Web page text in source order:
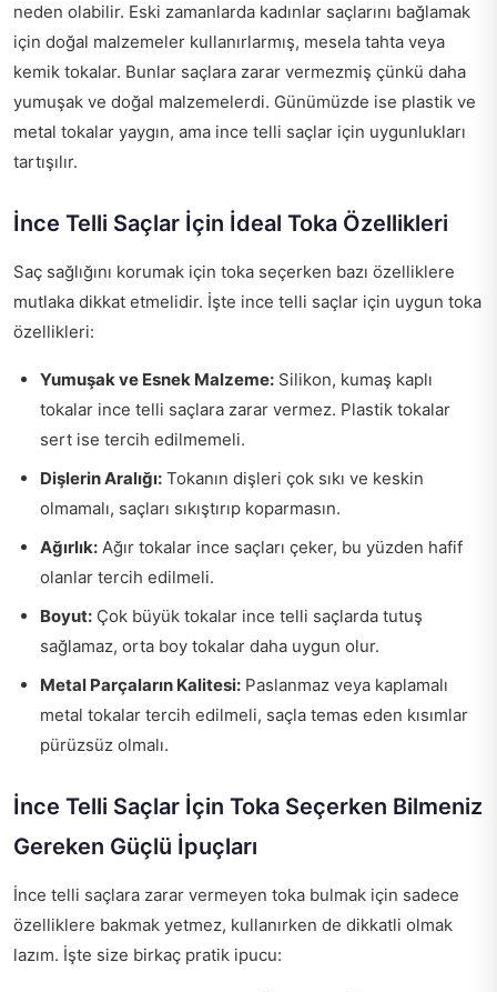
neden olabilir. Eski zamanlarda kadınlar saçlarını bağlamak
için doğal malzemeler kullanırlarmış, mesela tahta veya
kemik tokalar. Bunlar saçlara zarar vermezmiş çünkü daha
yumuşak ve doğal malzemelerdi. Günümüzde ise plastik ve
metal tokalar yaygın, ama ince telli saçlar için uygunlukları
tartışılır.
İnce Telli Saçlar İçin İdeal Toka Özellikleri
Saç sağlığını korumak için toka seçerken bazı özelliklere
mutlaka dikkat etmelidir. İşte ince telli saçlar için uygun toka
özellikleri:
Yumuşak ve Esnek Malzeme: Silikon, kumaş kaplı
tokalar ince telli saçlara zarar vermez. Plastik tokalar
sert ise tercih edilmemeli.
Dişlerin Aralığı: Tokanın dişleri çok sıkı ve keskin
olmamalı, saçları sıkıştırıp koparmasın.
Ağırlık: Ağır tokalar ince saçları çeker, bu yüzden hafif
olanlar tercih edilmeli.
Boyut: Çok büyük tokalar ince telli saçlarda tutuş
sağlamaz, orta boy tokalar daha uygun olur.
Metal Parçaların Kalitesi: Paslanmaz veya kaplamalı
metal tokalar tercih edilmeli, saçla temas eden kısımlar
pürüzsüz olmalı.
İnce Telli Saçlar İçin Toka Seçerken Bilmeniz
Gereken Güçlü İpuçları
İnce telli saçlara zarar vermeyen toka bulmak için sadece
özelliklere bakmak yetmez, kullanırken de dikkatli olmak
lazım. İşte size birkaç pratik ipucu: